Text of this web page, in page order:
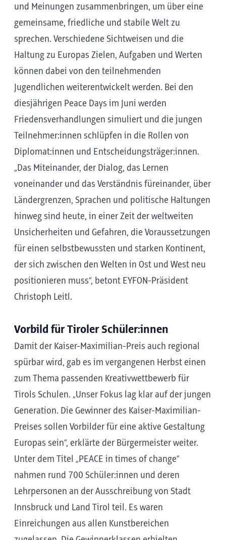
und Meinungen zusammenbringen, um über eine
gemeinsame, friedliche und stabile Welt zu
sprechen. Verschiedene Sichtweisen und die
Haltung zu Europas Zielen, Aufgaben und Werten
können dabei von den teilnehmenden
Jugendlichen weiterentwickelt werden. Bei den
diesjährigen Peace Days im Juni werden
Friedensverhandlungen simuliert und die jungen
Teilnehmer:innen schlüpfen in die Rollen von
Diplomat:innen und Entscheidungsträger:innen.
„Das Miteinander, der Dialog, das Lernen
voneinander und das Verständnis füreinander, über
Ländergrenzen, Sprachen und politische Haltungen
hinweg sind heute, in einer Zeit der weltweiten
Unsicherheiten und Gefahren, die Voraussetzungen
für einen selbstbewussten und starken Kontinent,
der sich zwischen den Welten in Ost und West neu
positionieren muss“, betont EYFON-Präsident
Christoph Leitl.
Vorbild für Tiroler Schüler:innen
Damit der Kaiser-Maximilian-Preis auch regional
spürbar wird, gab es im vergangenen Herbst einen
zum Thema passenden Kreativwettbewerb für
Tirols Schulen. „Unser Fokus lag klar auf der jungen
Generation. Die Gewinner des Kaiser-Maximilian-
Preises sollen Vorbilder für eine aktive Gestaltung
Europas sein“, erklärte der Bürgermeister weiter.
Unter dem Titel „PEACE in times of change“
nahmen rund 700 Schüler:innen und deren
Lehrpersonen an der Ausschreibung von Stadt
Innsbruck und Land Tirol teil. Es waren
Einreichungen aus allen Kunstbereichen